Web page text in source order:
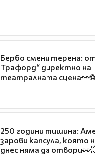
Бербо смени терена:
Трафорд“ директно на
театралната сцена👀⚽
250 години тишина:
зарови капсула, която
днес няма да